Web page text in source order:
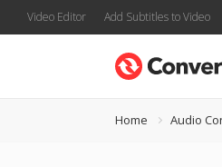
Video Editor Add Subtitles to Video
Home Audio